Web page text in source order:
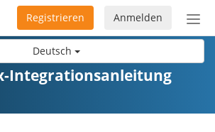
Deutsch
Anmelden
Registrieren
Integrationsanleitung